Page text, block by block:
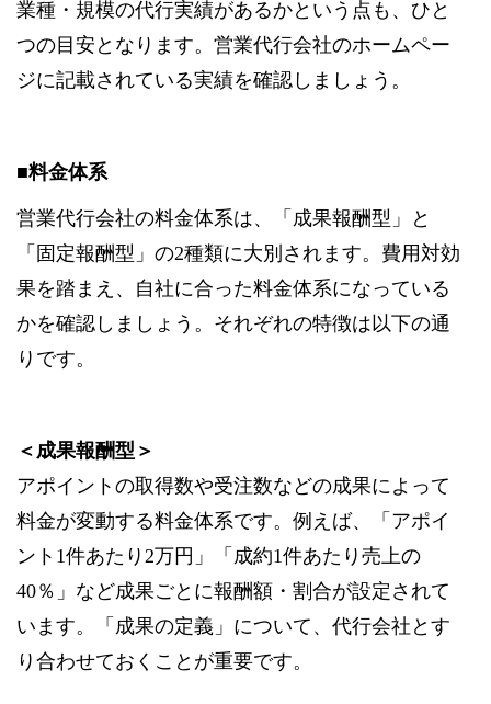
業種・規模の代行実績があるかという点も、ひと
つの目安となります。営業代行会社のホームペー
ジに記載されている実績を確認しましょう。
■料金体系
営業代行会社の料金体系は、「成果報酬型」と
「固定報酬型」の2種類に大別されます。費用対効
果を踏まえ、自社に合った料金体系になっている
かを確認しましょう。それぞれの特徴は以下の通
りです。
＜成果報酬型＞
アポイントの取得数や受注数などの成果によって
料金が変動する料金体系です。例えば、「アポイ
ント1件あたり2万円」「成約1件あたり売上の
40％」など成果ごとに報酬額・割合が設定されて
います。「成果の定義」について、代行会社とす
り合わせておくことが重要です。